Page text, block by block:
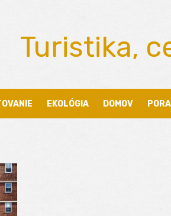
Turistika,
EKOLÓGIA DOMOV